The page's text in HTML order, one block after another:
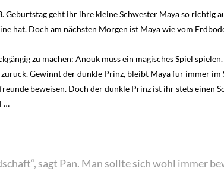
Geburtstag geht ihr ihre kleine Schwester Maya so richtig
hat. Doch am nächsten Morgen ist Maya wie vom
zu machen: Anouk muss ein magisches Spiel
Gewinnt der dunkle Prinz, bleibt Maya für immer
beweisen. Doch der dunkle Prinz ist ihr stets einen
…
sagt Pan. Man sollte sich wohl immer